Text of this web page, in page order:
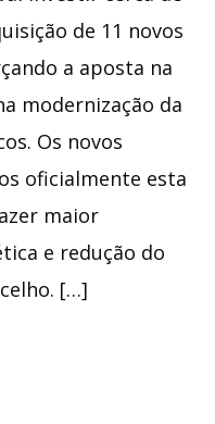
de 11 novos
a aposta na
modernização da
Os novos
oficialmente esta
maior
e redução do
[…]